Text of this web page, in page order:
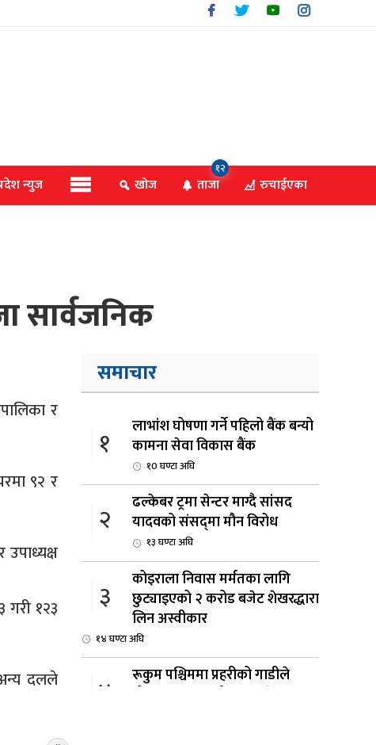
न्युज खोज ताजा
१२
रुचाईएका
सार्वजनिक
र
९२ र
गरी १२३
दलले
समाचार
१
लाभांश घोषणा गर्ने पहिलो बैंक बन्यो
कामना सेवा विकास बैंक
१0 घण्टा अघि
२
ढल्केबर ट्रमा सेन्टर माग्दै सांसद
यादवको संसद्‌मा मौन विरोध
१३ घण्टा अघि
३
कोइराला निवास मर्मतका लागि
छुट्याइएको २ करोड बजेट शेखरद्धारा
लिन अस्वीकार
१४ घण्टा अघि
४
रूकुम पश्चिममा प्रहरीको गाडीले